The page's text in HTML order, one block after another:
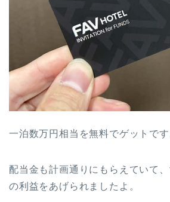
一泊数万円相当を無料でゲットです
配当金も計画通りにもらえていて
の利益をあげられましたよ。